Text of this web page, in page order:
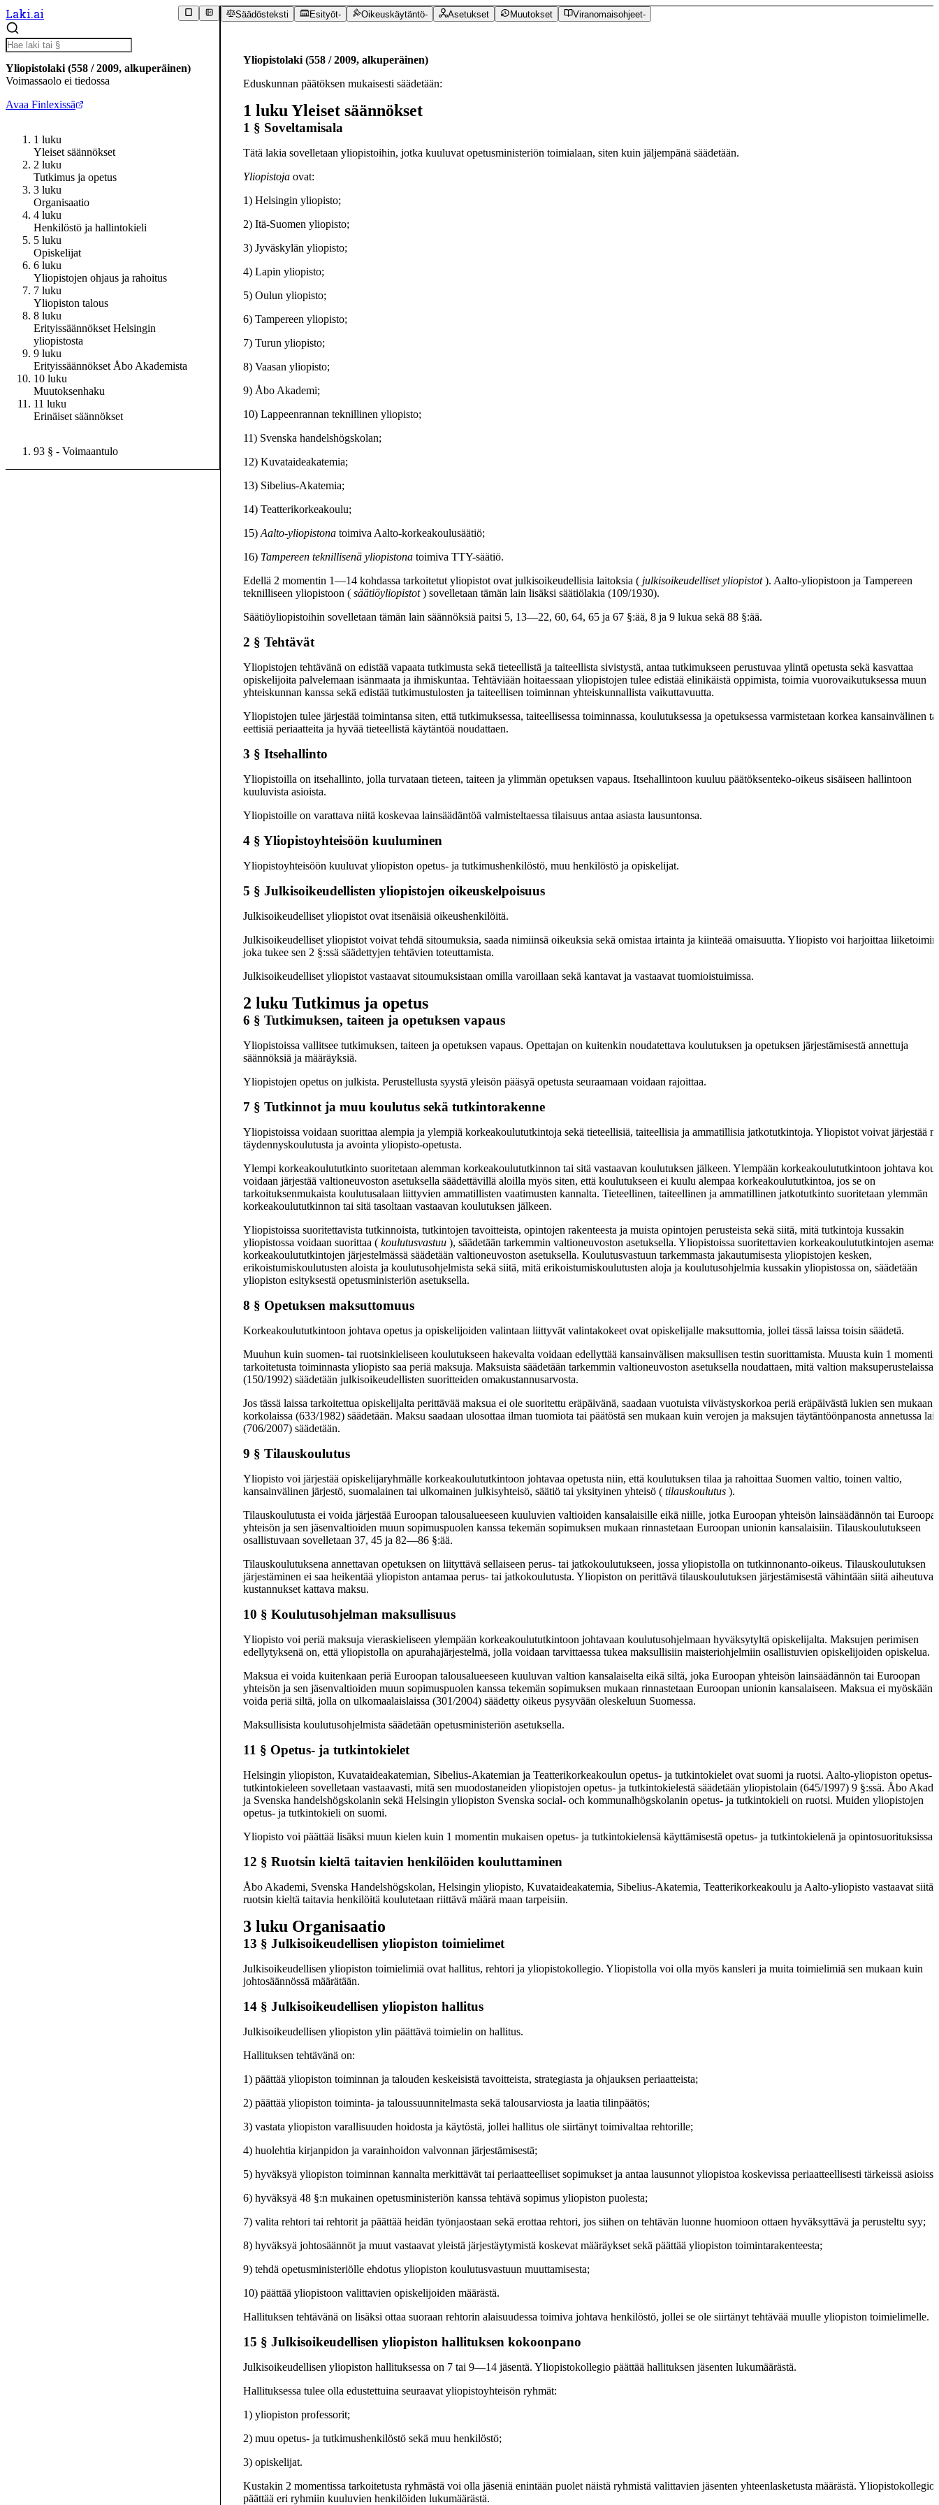
Laki.ai
Yliopistolaki (558 /2009, alkuperäinen)
Voimassaolo ei tiedossa
Avaa Finlexissä
1 luku
Yleiset säännökset
2 luku
Tutkimus ja opetus
3 luku
Organisaatio
4 luku
Henkilöstö ja hallintokieli
5 luku
Opiskelijat
6 luku
Yliopistojen ohjaus ja rahoitus
7 luku
Yliopiston talous
8 luku
Erityissäännökset Helsingin
yliopistosta
9 luku
Erityissäännökset Åbo Akademista
10 luku
Muutoksenhaku
11 luku
Erinäiset säännökset
93 § - Voimaantulo
Säädösteksti Esityöt- Oikeuskäytäntö- Asetukset Muutokset Viranomaisohjeet-
Yliopistolaki (558 /2009, alkuperäinen)
Eduskunnan päätöksen mukaisesti säädetään:
1 luku Yleiset säännökset
1 § Soveltamisala
Tätä lakia sovelletaan yliopistoihin, jotka kuuluvat opetusministeriön toimialaan, siten kuin jäljempänä säädetään.
Yliopistoja ovat:
1) Helsingin yliopisto;
2) Itä-Suomen yliopisto;
3) Jyväskylän yliopisto;
4) Lapin yliopisto;
5) Oulun yliopisto;
6) Tampereen yliopisto;
7) Turun yliopisto;
8) Vaasan yliopisto;
9) Åbo Akademi;
10) Lappeenrannan teknillinen yliopisto;
11) Svenska handelshögskolan;
12) Kuvataideakatemia;
13) Sibelius-Akatemia;
14) Teatterikorkeakoulu;
15) Aalto-yliopistona toimiva Aalto-korkeakoulusäätiö;
16) Tampereen teknillisenä yliopistona toimiva TTY-säätiö.
Edellä 2 momentin 1―14 kohdassa tarkoitetut yliopistot ovat julkisoikeudellisia laitoksia ( julkisoikeudelliset yliopistot ). Aalto-yliopistoon ja Tampereen
teknilliseen yliopistoon ( säätiöyliopistot ) sovelletaan tämän lain lisäksi säätiölakia (109/1930).
Säätiöyliopistoihin sovelletaan tämän lain säännöksiä paitsi 5, 13―22, 60, 64, 65 ja 67 §:ää, 8 ja 9 lukua sekä 88 §:ää.
2 § Tehtävät
Yliopistojen tehtävänä on edistää vapaata tutkimusta sekä tieteellistä ja taiteellista sivistystä, antaa tutkimukseen perustuvaa ylintä opetusta sekä kasvattaa
opiskelijoita palvelemaan isänmaata ja ihmiskuntaa. Tehtäviään hoitaessaan yliopistojen tulee edistää elinikäistä oppimista, toimia vuorovaikutuksessa muun
yhteiskunnan kanssa sekä edistää tutkimustulosten ja taiteellisen toiminnan yhteiskunnallista vaikuttavuutta.
Yliopistojen tulee järjestää toimintansa siten, että tutkimuksessa, taiteellisessa toiminnassa, koulutuksessa ja opetuksessa varmistetaan korkea kansainvälinen
eettisiä periaatteita ja hyvää tieteellistä käytäntöä noudattaen.
3 § Itsehallinto
Yliopistoilla on itsehallinto, jolla turvataan tieteen, taiteen ja ylimmän opetuksen vapaus. Itsehallintoon kuuluu päätöksenteko-oikeus sisäiseen hallintoon
kuuluvista asioista.
Yliopistoille on varattava niitä koskevaa lainsäädäntöä valmisteltaessa tilaisuus antaa asiasta lausuntonsa.
4 § Yliopistoyhteisöön kuuluminen
Yliopistoyhteisöön kuuluvat yliopiston opetus- ja tutkimushenkilöstö, muu henkilöstö ja opiskelijat.
5 § Julkisoikeudellisten yliopistojen oikeuskelpoisuus
Julkisoikeudelliset yliopistot ovat itsenäisiä oikeushenkilöitä.
Julkisoikeudelliset yliopistot voivat tehdä sitoumuksia, saada nimiinsä oikeuksia sekä omistaa irtainta ja kiinteää omaisuutta. Yliopisto voi harjoittaa
joka tukee sen 2 §:ssä säädettyjen tehtävien toteuttamista.
Julkisoikeudelliset yliopistot vastaavat sitoumuksistaan omilla varoillaan sekä kantavat ja vastaavat tuomioistuimissa.
2 luku Tutkimus ja opetus
6 § Tutkimuksen, taiteen ja opetuksen vapaus
Yliopistoissa vallitsee tutkimuksen, taiteen ja opetuksen vapaus. Opettajan on kuitenkin noudatettava koulutuksen ja opetuksen järjestämisestä annettuja
säännöksiä ja määräyksiä.
Yliopistojen opetus on julkista. Perustellusta syystä yleisön pääsyä opetusta seuraamaan voidaan rajoittaa.
7 § Tutkinnot ja muu koulutus sekä tutkintorakenne
Yliopistoissa voidaan suorittaa alempia ja ylempiä korkeakoulututkintoja sekä tieteellisiä, taiteellisia ja ammatillisia jatkotutkintoja. Yliopistot voivat järjestää
täydennyskoulutusta ja avointa yliopisto-opetusta.
Ylempi korkeakoulututkinto suoritetaan alemman korkeakoulututkinnon tai sitä vastaavan koulutuksen jälkeen. Ylempään korkeakoulututkintoon johtava
voidaan järjestää valtioneuvoston asetuksella säädettävillä aloilla myös siten, että koulutukseen ei kuulu alempaa korkeakoulututkintoa, jos se on
tarkoituksenmukaista koulutusalaan liittyvien ammatillisten vaatimusten kannalta. Tieteellinen, taiteellinen ja ammatillinen jatkotutkinto suoritetaan ylemmän
korkeakoulututkinnon tai sitä tasoltaan vastaavan koulutuksen jälkeen.
Yliopistoissa suoritettavista tutkinnoista, tutkintojen tavoitteista, opintojen rakenteesta ja muista opintojen perusteista sekä siitä, mitä tutkintoja kussakin
yliopistossa voidaan suorittaa ( koulutusvastuu ), säädetään tarkemmin valtioneuvoston asetuksella. Yliopistoissa suoritettavien korkeakoulututkintojen
korkeakoulututkintojen järjestelmässä säädetään valtioneuvoston asetuksella. Koulutusvastuun tarkemmasta jakautumisesta yliopistojen kesken,
erikoistumiskoulutusten aloista ja koulutusohjelmista sekä siitä, mitä erikoistumiskoulutusten aloja ja koulutusohjelmia kussakin yliopistossa on, säädetään
yliopiston esityksestä opetusministeriön asetuksella.
8 § Opetuksen maksuttomuus
Korkeakoulututkintoon johtava opetus ja opiskelijoiden valintaan liittyvät valintakokeet ovat opiskelijalle maksuttomia, jollei tässä laissa toisin säädetä.
Muuhun kuin suomen- tai ruotsinkieliseen koulutukseen hakevalta voidaan edellyttää kansainvälisen maksullisen testin suorittamista. Muusta kuin 1
tarkoitetusta toiminnasta yliopisto saa periä maksuja. Maksuista säädetään tarkemmin valtioneuvoston asetuksella noudattaen, mitä valtion maksuperustelaissa
(150/1992) säädetään julkisoikeudellisten suoritteiden omakustannusarvosta.
Jos tässä laissa tarkoitettua opiskelijalta perittävää maksua ei ole suoritettu eräpäivänä, saadaan vuotuista viivästyskorkoa periä eräpäivästä lukien sen mukaan
korkolaissa (633/1982) säädetään. Maksu saadaan ulosottaa ilman tuomiota tai päätöstä sen mukaan kuin verojen ja maksujen täytäntöönpanosta annetussa
(706/2007) säädetään.
9 § Tilauskoulutus
Yliopisto voi järjestää opiskelijaryhmälle korkeakoulututkintoon johtavaa opetusta niin, että koulutuksen tilaa ja rahoittaa Suomen valtio, toinen valtio,
kansainvälinen järjestö, suomalainen tai ulkomainen julkisyhteisö, säätiö tai yksityinen yhteisö ( tilauskoulutus ).
Tilauskoulutusta ei voida järjestää Euroopan talousalueeseen kuuluvien valtioiden kansalaisille eikä niille, jotka Euroopan yhteisön lainsäädännön tai
yhteisön ja sen jäsenvaltioiden muun sopimuspuolen kanssa tekemän sopimuksen mukaan rinnastetaan Euroopan unionin kansalaisiin. Tilauskoulutukseen
osallistuvaan sovelletaan 37, 45 ja 82―86 §:ää.
Tilauskoulutuksena annettavan opetuksen on liityttävä sellaiseen perus- tai jatkokoulutukseen, jossa yliopistolla on tutkinnonanto-oikeus. Tilauskoulutuksen
järjestäminen ei saa heikentää yliopiston antamaa perus- tai jatkokoulutusta. Yliopiston on perittävä tilauskoulutuksen järjestämisestä vähintään siitä aiheutuvat
kustannukset kattava maksu.
10 § Koulutusohjelman maksullisuus
Yliopisto voi periä maksuja vieraskieliseen ylempään korkeakoulututkintoon johtavaan koulutusohjelmaan hyväksytyltä opiskelijalta. Maksujen perimisen
edellytyksenä on, että yliopistolla on apurahajärjestelmä, jolla voidaan tarvittaessa tukea maksullisiin maisteriohjelmiin osallistuvien opiskelijoiden opiskelua.
Maksua ei voida kuitenkaan periä Euroopan talousalueeseen kuuluvan valtion kansalaiselta eikä siltä, joka Euroopan yhteisön lainsäädännön tai Euroopan
yhteisön ja sen jäsenvaltioiden muun sopimuspuolen kanssa tekemän sopimuksen mukaan rinnastetaan Euroopan unionin kansalaiseen. Maksua ei myöskään
voida periä siltä, jolla on ulkomaalaislaissa (301/2004) säädetty oikeus pysyvään oleskeluun Suomessa.
Maksullisista koulutusohjelmista säädetään opetusministeriön asetuksella.
11 § Opetus- ja tutkintokielet
Helsingin yliopiston, Kuvataideakatemian, Sibelius-Akatemian ja Teatterikorkeakoulun opetus- ja tutkintokielet ovat suomi ja ruotsi. Aalto-yliopiston opetus-
tutkintokieleen sovelletaan vastaavasti, mitä sen muodostaneiden yliopistojen opetus- ja tutkintokielestä säädetään yliopistolain (645/1997) 9 §:ssä. Åbo
ja Svenska handelshögskolanin sekä Helsingin yliopiston Svenska social- och kommunalhögskolanin opetus- ja tutkintokieli on ruotsi. Muiden yliopistojen
opetus- ja tutkintokieli on suomi.
Yliopisto voi päättää lisäksi muun kielen kuin 1 momentin mukaisen opetus- ja tutkintokielensä käyttämisestä opetus- ja tutkintokielenä ja opintosuorituksissa.
12 § Ruotsin kieltä taitavien henkilöiden kouluttaminen
Åbo Akademi, Svenska Handelshögskolan, Helsingin yliopisto, Kuvataideakatemia, Sibelius-Akatemia, Teatterikorkeakoulu ja Aalto-yliopisto vastaavat siitä,
ruotsin kieltä taitavia henkilöitä koulutetaan riittävä määrä maan tarpeisiin.
3 luku Organisaatio
13 § Julkisoikeudellisen yliopiston toimielimet
Julkisoikeudellisen yliopiston toimielimiä ovat hallitus, rehtori ja yliopistokollegio. Yliopistolla voi olla myös kansleri ja muita toimielimiä sen mukaan kuin
johtosäännössä määrätään.
14 § Julkisoikeudellisen yliopiston hallitus
Julkisoikeudellisen yliopiston ylin päättävä toimielin on hallitus.
Hallituksen tehtävänä on:
1) päättää yliopiston toiminnan ja talouden keskeisistä tavoitteista, strategiasta ja ohjauksen periaatteista;
2) päättää yliopiston toiminta- ja taloussuunnitelmasta sekä talousarviosta ja laatia tilinpäätös;
3) vastata yliopiston varallisuuden hoidosta ja käytöstä, jollei hallitus ole siirtänyt toimivaltaa rehtorille;
4) huolehtia kirjanpidon ja varainhoidon valvonnan järjestämisestä;
5) hyväksyä yliopiston toiminnan kannalta merkittävät tai periaatteelliset sopimukset ja antaa lausunnot yliopistoa koskevissa periaatteellisesti tärkeissä
6) hyväksyä 48 §:n mukainen opetusministeriön kanssa tehtävä sopimus yliopiston puolesta;
7) valita rehtori tai rehtorit ja päättää heidän työnjaostaan sekä erottaa rehtori, jos siihen on tehtävän luonne huomioon ottaen hyväksyttävä ja perusteltu syy;
8) hyväksyä johtosäännöt ja muut vastaavat yleistä järjestäytymistä koskevat määräykset sekä päättää yliopiston toimintarakenteesta;
9) tehdä opetusministeriölle ehdotus yliopiston koulutusvastuun muuttamisesta;
10) päättää yliopistoon valittavien opiskelijoiden määrästä.
Hallituksen tehtävänä on lisäksi ottaa suoraan rehtorin alaisuudessa toimiva johtava henkilöstö, jollei se ole siirtänyt tehtävää muulle yliopiston toimielimelle.
15 § Julkisoikeudellisen yliopiston hallituksen kokoonpano
Julkisoikeudellisen yliopiston hallituksessa on 7 tai 9―14 jäsentä. Yliopistokollegio päättää hallituksen jäsenten lukumäärästä.
Hallituksessa tulee olla edustettuina seuraavat yliopistoyhteisön ryhmät:
1) yliopiston professorit;
2) muu opetus- ja tutkimushenkilöstö sekä muu henkilöstö;
3) opiskelijat.
Kustakin 2 momentissa tarkoitetusta ryhmästä voi olla jäseniä enintään puolet näistä ryhmistä valittavien jäsenten yhteenlasketusta määrästä. Yliopistokollegio
päättää eri ryhmiin kuuluvien henkilöiden lukumäärästä.